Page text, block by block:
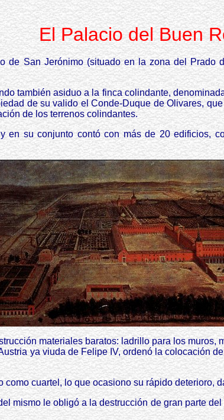
El Palacio del Buen
de San Jerónimo (situado en la zona del
también asiduo a la finca colindante,
de su valido el Conde-Duque de Olivares,
de los terrenos colindantes.
en su conjunto contó con más de 20 edificios,
materiales baratos: ladrillo para los
ya viuda de Felipe IV, ordenó la colocación
cuartel, lo que ocasiono su rápido deterioro,
mismo le obligó a la destrucción de gran parte